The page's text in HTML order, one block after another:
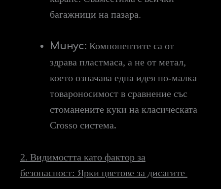
багажници на пазара.
Минус: Компонентите са от
здрава пластмаса, а не от метал,
което означава една идея по-малка
товароносимост в сравнение със
стоманените куки на класическата
Crosso система.
2. Видимостта като фактор за
безопасност: Ярки цветове за дисагите